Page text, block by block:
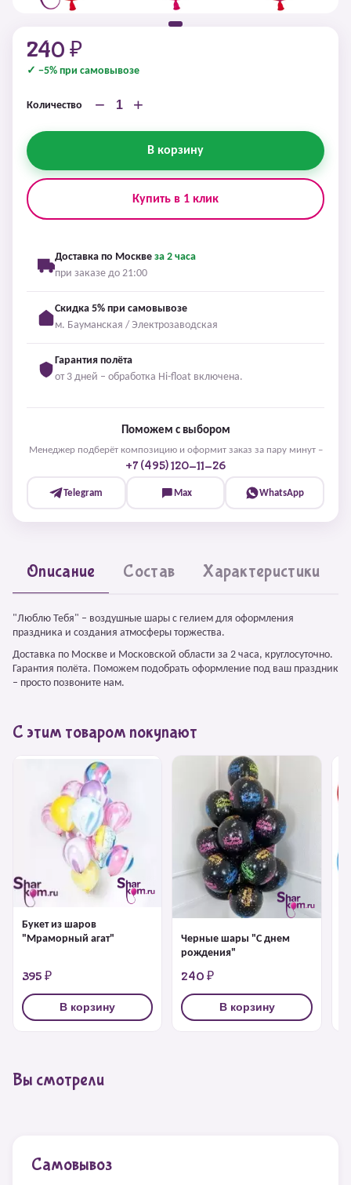
240 ₽
✓ −5% при самовывозе
Количество − +
В корзину
Купить в 1 клик
Доставка по Москве за 2 часа
при заказе до 21:00
Скидка 5% при самовывозе
м. Бауманская / Электрозаводская
Гарантия полёта
от 3 дней – обработка Hi-float включена.
Поможем с выбором
Менеджер подберёт композицию и оформит заказ за пару минут –
+7 (495) 120-11-26
Telegram Max WhatsApp
Описание Состав Характеристики
"Люблю Тебя" – воздушные шары с гелием для оформления
праздника и создания атмосферы торжества.
Доставка по Москве и Московской области за 2 часа, круглосуточно.
Гарантия полёта. Поможем подобрать оформление под ваш праздник
– просто позвоните нам.
С этим товаром покупают
Букет из шаров
"Мраморный агат"
395 ₽
В корзину
Черные шары "С днем
рождения"
240 ₽
В корзину
Вы смотрели
Самовывоз